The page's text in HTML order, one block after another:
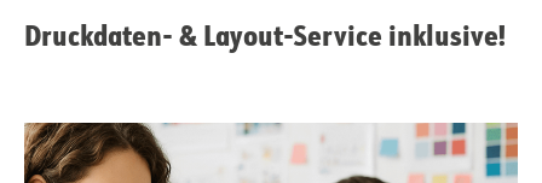
Druckdaten- & Layout-Service inklusive!